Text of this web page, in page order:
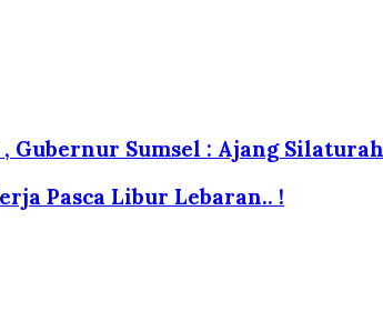
Gubernur Sumsel : Ajang
Pasca Libur Lebaran.. !